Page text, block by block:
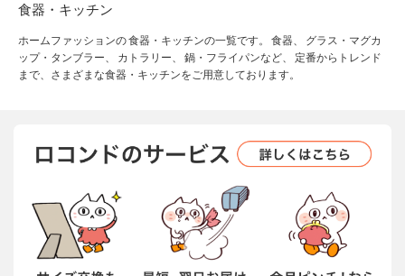
食器・キッチン
ホームファッションの 食器・キッチンの一覧です。 食器、 グラス・マグカ
ップ・タンブラー、 カトラリー、 鍋・フライパンなど、 定番からトレンド
まで、さまざまな食器・キッチンをご用意しております。